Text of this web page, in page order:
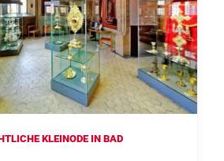
KLEINODE IN BAD